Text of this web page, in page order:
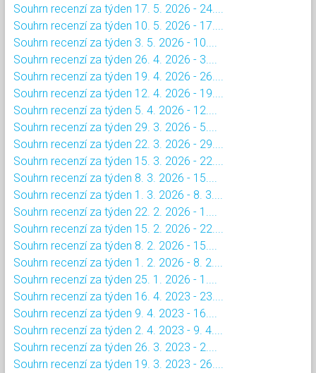
Souhrn recenzí za týden 17. 5. 2026 - 24....
Souhrn recenzí za týden 10. 5. 2026 - 17....
Souhrn recenzí za týden 3. 5. 2026 - 10....
Souhrn recenzí za týden 26. 4. 2026 - 3....
Souhrn recenzí za týden 19. 4. 2026 - 26....
Souhrn recenzí za týden 12. 4. 2026 - 19....
Souhrn recenzí za týden 5. 4. 2026 - 12....
Souhrn recenzí za týden 29. 3. 2026 - 5....
Souhrn recenzí za týden 22. 3. 2026 - 29....
Souhrn recenzí za týden 15. 3. 2026 - 22....
Souhrn recenzí za týden 8. 3. 2026 - 15....
Souhrn recenzí za týden 1. 3. 2026 - 8. 3....
Souhrn recenzí za týden 22. 2. 2026 - 1....
Souhrn recenzí za týden 15. 2. 2026 - 22....
Souhrn recenzí za týden 8. 2. 2026 - 15....
Souhrn recenzí za týden 1. 2. 2026 - 8. 2....
Souhrn recenzí za týden 25. 1. 2026 - 1....
Souhrn recenzí za týden 16. 4. 2023 - 23....
Souhrn recenzí za týden 9. 4. 2023 - 16....
Souhrn recenzí za týden 2. 4. 2023 - 9. 4....
Souhrn recenzí za týden 26. 3. 2023 - 2....
Souhrn recenzí za týden 19. 3. 2023 - 26....